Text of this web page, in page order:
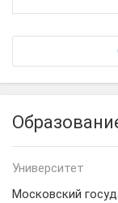
Университет
Московский